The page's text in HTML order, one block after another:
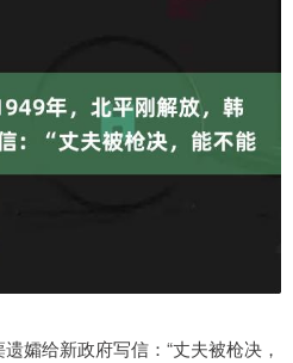
孀给新政府写信：“丈夫被枪决，